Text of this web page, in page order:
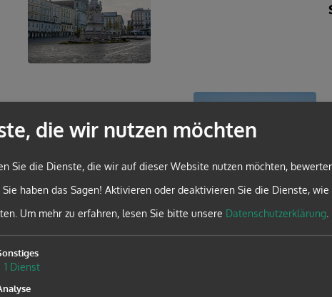
in Kärnten
die wir nutzen möchten
Sie die Dienste, die wir auf dieser Website nutzen möchten,
Sie haben das Sagen! Aktivieren oder deaktivieren Sie die Dienste, wie
Um mehr zu erfahren, lesen Sie bitte unsere Datenschutzerklärung
1 Dienst